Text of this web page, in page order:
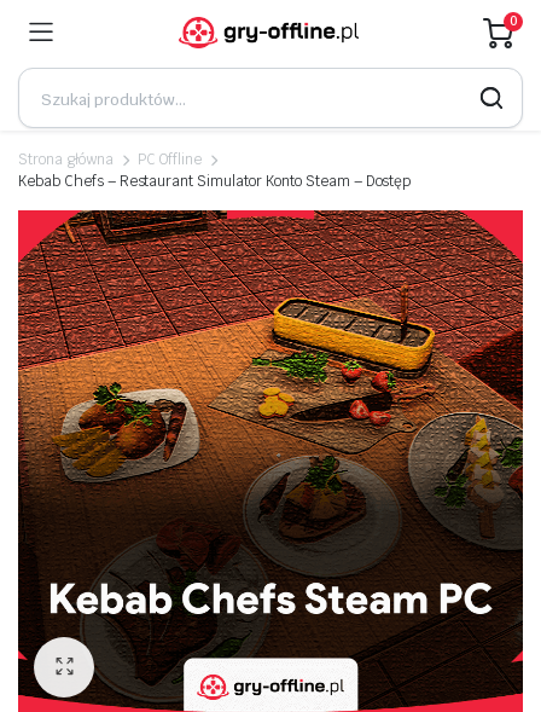
0
Strona główna
PC Offline
Kebab Chefs – Restaurant Simulator Konto Steam – Dostęp